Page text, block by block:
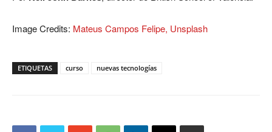
Image Credits: Mateus Campos Felipe, Unsplash
ETIQUETAS curso nuevas tecnologías